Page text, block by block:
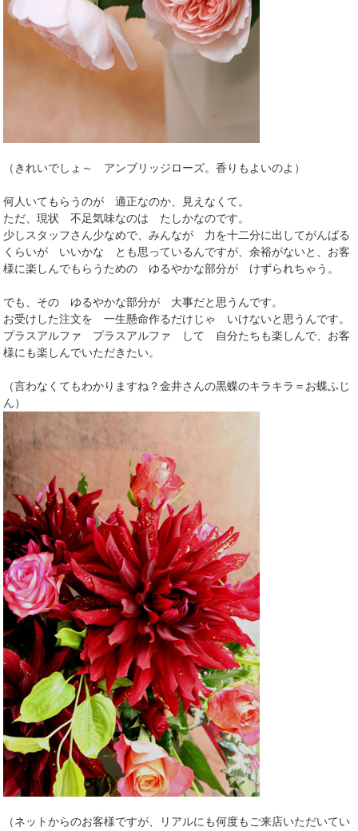
（きれいでしょ～ アンブリッジローズ。香りもよいのよ）
何人いてもらうのが 適正なのか、見えなくて。
ただ、現状 不足気味なのは たしかなのです。
少しスタッフさん少なめで、みんなが 力を十二分に出してがんばる
くらいが いいかな とも思っているんですが、余裕がないと、お客
様に楽しんでもらうための ゆるやかな部分が けずられちゃう。
でも、その ゆるやかな部分が 大事だと思うんです。
お受けした注文を 一生懸命作るだけじゃ いけないと思うんです。
プラスアルファ プラスアルファ して 自分たちも楽しんで、お客
様にも楽しんでいただきたい。
（言わなくてもわかりますね？金井さんの黒蝶のキラキラ＝お蝶ふじ
ん）
（ネットからのお客様ですが、リアルにも何度もご来店いただいてい